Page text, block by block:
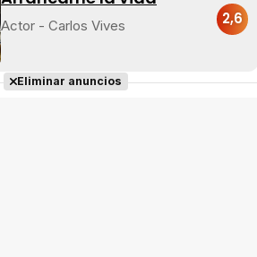
Actor - Carlos Vives 2,6
Eliminar anuncios